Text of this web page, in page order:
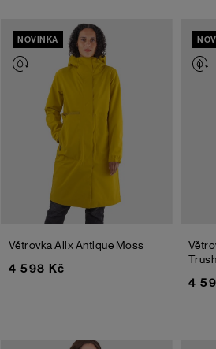
NOVINKA
Větrovka Alix Antique Moss
4 598 Kč
Trush
4